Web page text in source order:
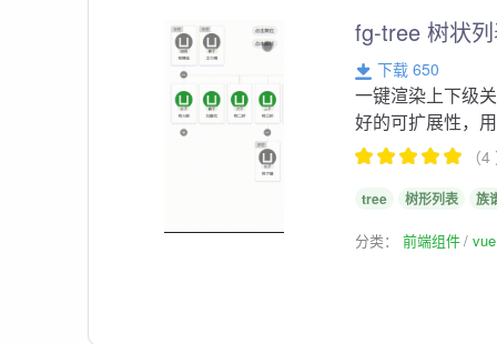
fg-tree 树状
下载 650
一键渲染上下级
好的可扩展性，
（
tree 树形列表 族
分类：前端组件